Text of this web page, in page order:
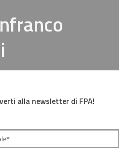
alla newsletter di FPA!